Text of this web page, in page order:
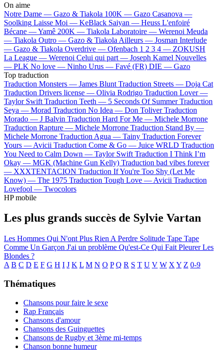
On aime
Notre Dame — Gazo & Tiakola 100K — Gazo Casanova —
Soolking Laisse Moi — KeBlack Saiyan — Heuss L'enfoiré
Bécane —Yamê 200K — Tiakola Laboratoire — Werenoi Meuda
— Tiakola Outro — Gazo & Tiakola Ailleurs — Josman Interlude
— Gazo & Tiakola Overdrive — Ofenbach 1 2 3 4 — ZOKUSH
La League — Werenoi Celui qui part — Joseph Kamel Nouvelles
— PLK No love — Ninho Urus — Favé (FR) DIE — Gazo
Top traduction
Traduction Monsters — James Blunt Traduction Streets — Doja Cat
Traduction Drivers license — Olivia Rodrigo Traduction Lover —
Taylor Swift Traduction Teeth — 5 Seconds Of Summer Traduction
Seya — Morad Traduction No Idea — Don Toliver Traduction
Morado — J Balvin Traduction Hard For Me — Michele Morrone
Traduction Rapture — Michele Morrone Traduction Stand By —
Michele Morrone Traduction Agua — Tainy Traduction Forever
Yours — Avicii Traduction Come & Go — Juice WRLD Traduction
You Need to Calm Down — Taylor Swift Traduction I Think I’m
Okay — MGK (Machine Gun Kelly) Traduction bad vibes forever
— XXXTENTACION Traduction If You're Too Shy (Let Me
Know) — The 1975 Traduction Tough Love — Avicii Traduction
Lovefool — Twocolors
HP mobile
Les plus grands succès de Sylvie Vartan
Les Hommes Qui N'ont Plus Rien A Perdre Solitude Tape Tape
Comme Un Garçon J'ai un problème Qu'est-Ce Qui Fait Pleurer Les
Blondes ?
A B C D E F G H I J K L M N O P Q R S T U V W X Y Z 0-9
Thématiques
Chansons pour faire le sexe
Rap Français
Chansons d'amour
Chansons des Guinguettes
Chansons de Rugby et 3ème mi-temps
Chanson bonne humeur